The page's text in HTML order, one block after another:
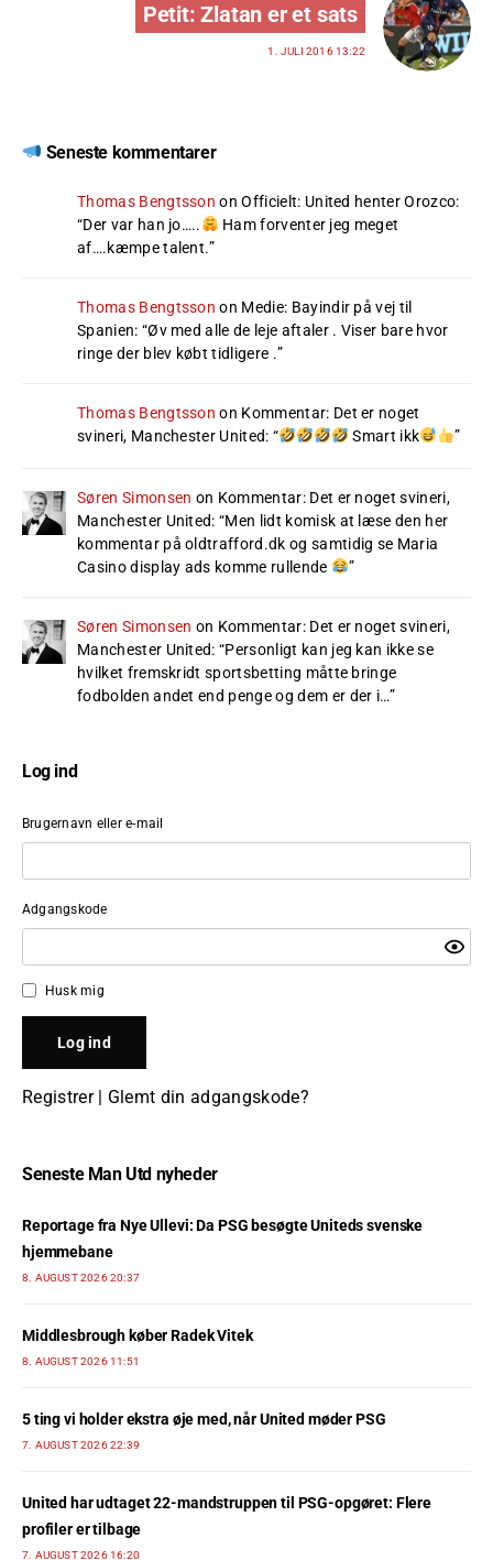
Petit: Zlatan er et sats
1. JULI 2016 13:22
Seneste kommentarer
Thomas Bengtsson onOfficielt: United henter Orozco:
“Der var han jo…..
Ham forventer jeg meget
af….kæmpe talent.”
Thomas Bengtsson on Medie: Bayindir på vej til
Spanien: “Øv med alle de leje aftaler . Viser bare hvor
ringe der blev købt tidligere .”
Thomas Bengtsson on Kommentar: Det er noget
svineri, Manchester United: “ Smart ikk ”
Søren Simonsen on Kommentar: Det er noget svineri,
Manchester United: “Men lidt komisk at læse den her
kommentar på oldtrafford.dk og samtidig se Maria
Casino display ads komme rullende
”
Søren Simonsen on Kommentar: Det er noget svineri,
Manchester United: “Personligt kan jeg kan ikke se
hvilket fremskridt sportsbetting måtte bringe
fodbolden andet end penge og dem er der i…”
Log ind
Brugernavn eller e-mail
Adgangskode
Husk mig
Registrer| Glemt din adgangskode?
Seneste Man Utd nyheder
Reportage fra Nye Ullevi: Da PSG besøgte Uniteds svenske
hjemmebane
8. AUGUST 2026 20:37
Middlesbrough køber Radek Vitek
8. AUGUST 2026 11:51
5 ting vi holder ekstra øje med, når United møder PSG
7. AUGUST 2026 22:39
United har udtaget 22-mandstruppen til PSG-opgøret: Flere
profiler er tilbage
7. AUGUST 2026 16:20